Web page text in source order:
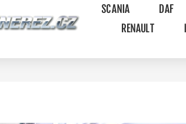
SCANIA DAF
RENAULT